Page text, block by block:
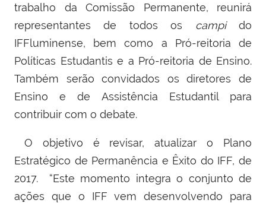
trabalho da Comissão Permanente, reunirá
representantes de todos os campido
IFFluminense, bem como a Pró-reitoria de
Políticas Estudantis e a Pró-reitoria de Ensino.
Também serão convidados os diretores de
Ensino e de Assistência Estudantil para
contribuir com o debate.
O objetivo é revisar, atualizar o Plano
Estratégico de Permanência e Êxito do IFF, de
2017. “Este momento integra o conjunto de
ações que o IFF vem desenvolvendo para